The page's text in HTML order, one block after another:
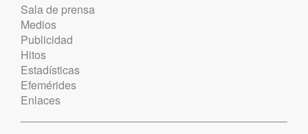
Sala de prensa
Medios
Publicidad
Hitos
Estadísticas
Efemérides
Enlaces